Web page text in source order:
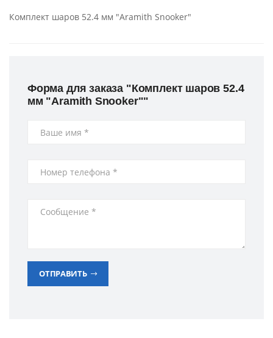
Комплект шаров 52.4 мм "Aramith Snooker"
Форма для заказа "Комплект шаров 52.4
мм "Aramith Snooker""
ОТПРАВИТЬ